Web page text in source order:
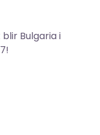
blir Bulgaria i